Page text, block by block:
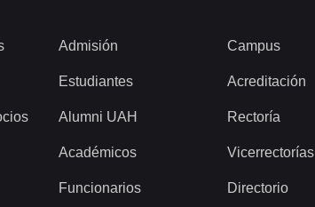
Admisión
Estudiantes
Alumni UAH
Académicos
Funcionarios
Campus
Acreditación
Rectoría
Vicerrectorías
Directorio